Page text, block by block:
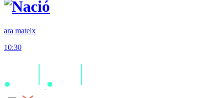
ara mateix
10:30